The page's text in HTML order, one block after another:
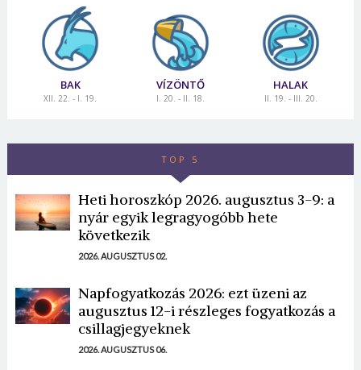
BAK
XII. 22. - I. 19.
VÍZÖNTŐ
I. 20. - II. 18.
HALAK
II. 19. - III. 20.
TOP 5
Heti horoszkóp 2026. augusztus 3-9: a
nyár egyik legragyogóbb hete
következik
2026. AUGUSZTUS 02.
Napfogyatkozás 2026: ezt üzeni az
augusztus 12-i részleges fogyatkozás a
csillagjegyeknek
2026. AUGUSZTUS 06.